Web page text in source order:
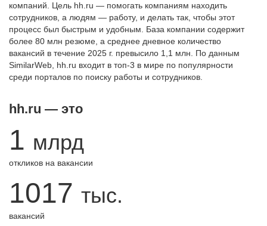
компаний. Цель hh.ru — помогать компаниям находить
сотрудников, а людям — работу, и делать так, чтобы этот
процесс был быстрым и удобным. База компании содержит
более 80 млн резюме, а среднее дневное количество
вакансий в течение 2025 г. превысило 1,1 млн. По данным
SimilarWeb, hh.ru входит в топ-3 в мире по популярности
среди порталов по поиску работы и сотрудников.
hh.ru — это
1 млрд
откликов на вакансии
1017 тыс.
вакансий